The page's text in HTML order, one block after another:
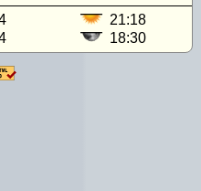
21:18
18:30